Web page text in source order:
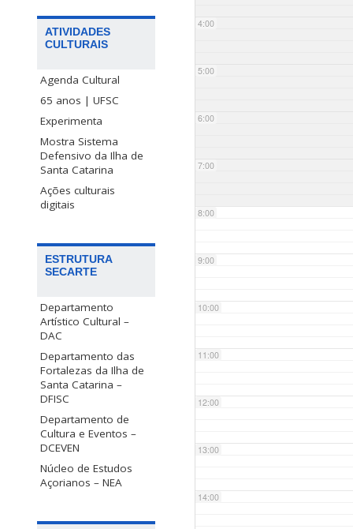
ATIVIDADES
CULTURAIS
Agenda Cultural
65 anos | UFSC
Experimenta
Mostra Sistema
Defensivo da Ilha de
Santa Catarina
Ações culturais
digitais
ESTRUTURA
SECARTE
Departamento
Artístico Cultural –
DAC
Departamento das
Fortalezas da Ilha de
Santa Catarina –
DFISC
Departamento de
Cultura e Eventos –
DCEVEN
Núcleo de Estudos
Açorianos – NEA
4:00
5:00
6:00
7:00
8:00
9:00
10:00
11:00
12:00
13:00
14:00